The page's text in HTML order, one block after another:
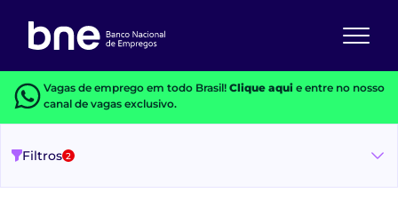
Vagas de emprego em todo Brasil! Clique aquie entre no nosso
canal de vagas exclusivo.
Filtros 2